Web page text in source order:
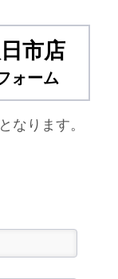
市店
ォーム
なります。